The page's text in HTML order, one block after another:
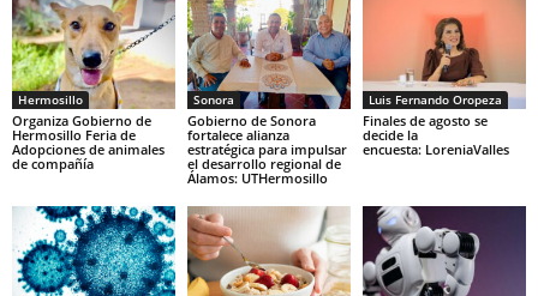
Hermosillo
Organiza Gobierno de
Hermosillo Feria de
Adopciones de animales
de compañía
Sonora
Gobierno de Sonora
fortalece alianza
estratégica para impulsar
el desarrollo regional de
Álamos: UTHermosillo
Luis Fernando Oropeza
Finales de agosto se
decide la
encuesta: LoreniaValles